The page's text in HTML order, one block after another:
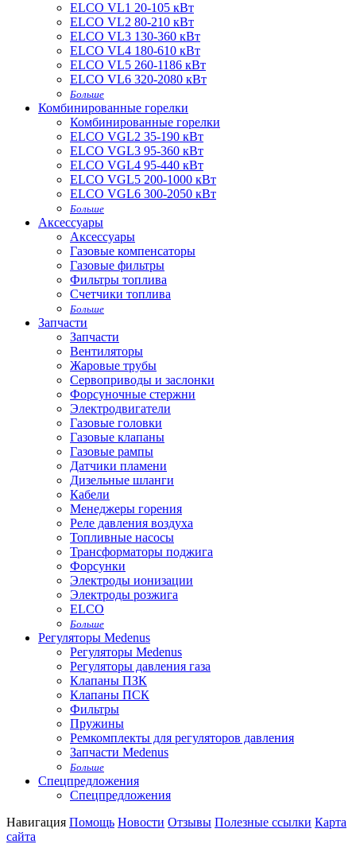
ELCO VL1 20-105 кВт
ELCO VL2 80-210 кВт
ELCO VL3 130-360 кВт
ELCO VL4 180-610 кВт
ELCO VL5 260-1186 кВт
ELCO VL6 320-2080 кВт
Больше
Комбинированные горелки
Комбинированные горелки
ELCO VGL2 35-190 кВт
ELCO VGL3 95-360 кВт
ELCO VGL4 95-440 кВт
ELCO VGL5 200-1000 кВт
ELCO VGL6 300-2050 кВт
Больше
Аксессуары
Аксессуары
Газовые компенсаторы
Газовые фильтры
Фильтры топлива
Счетчики топлива
Больше
Запчасти
Запчасти
Вентиляторы
Жаровые трубы
Сервоприводы и заслонки
Форсуночные стержни
Электродвигатели
Газовые головки
Газовые клапаны
Газовые рампы
Датчики пламени
Дизельные шланги
Кабели
Менеджеры горения
Реле давления воздуха
Топливные насосы
Трансформаторы поджига
Форсунки
Электроды ионизации
Электроды розжига
ELCO
Больше
Регуляторы Medenus
Регуляторы Medenus
Регуляторы давления газа
Клапаны ПЗК
Клапаны ПСК
Фильтры
Пружины
Ремкомплекты для регуляторов давления
Запчасти Medenus
Больше
Спецпредложения
Спецпредложения
Навигация Помощь Новости Отзывы Полезные ссылки Карта
сайта